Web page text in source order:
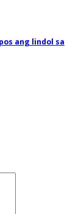
ang lindol sa